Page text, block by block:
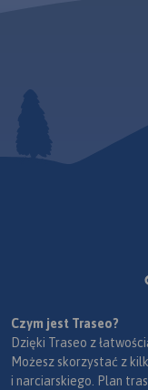
Czym jest Traseo?
Dzięki Traseo z
Możesz skorzystać z
i narciarskiego. Plan